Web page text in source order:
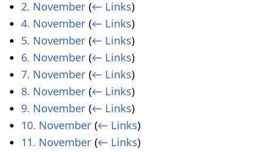
2. November (← Links)
4. November (← Links)
5. November (← Links)
6. November (← Links)
7. November (← Links)
8. November (← Links)
9. November (← Links)
10. November (← Links)
11. November (← Links)